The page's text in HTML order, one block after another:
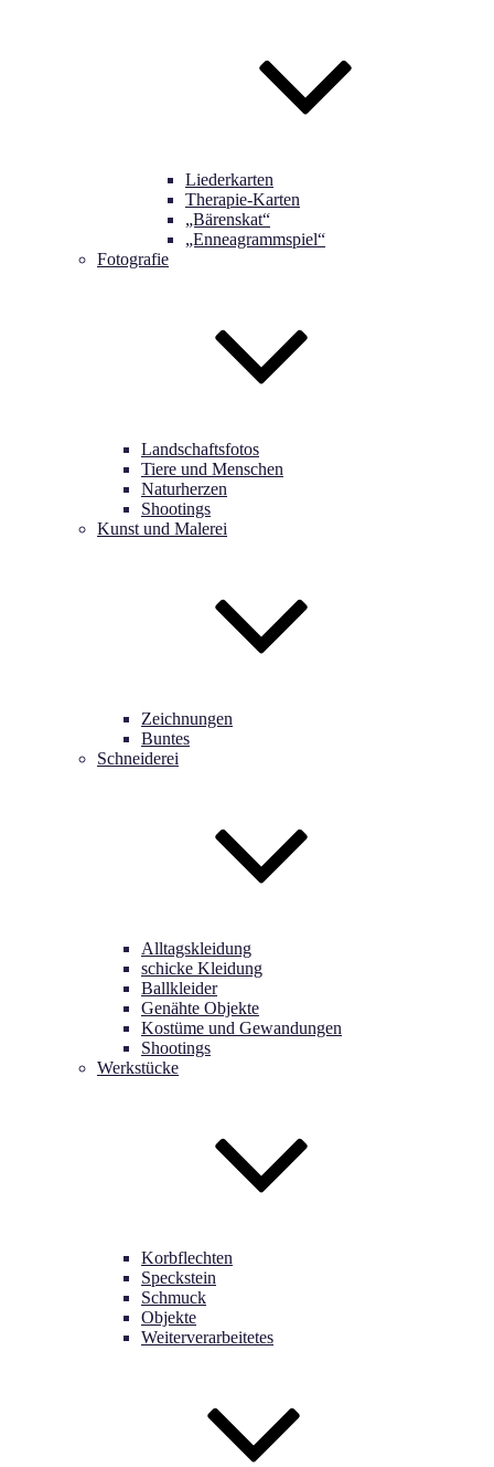
Liederkarten
Therapie-Karten
„Bärenskat“
„Enneagrammspiel“
Fotografie
Landschaftsfotos
Tiere und Menschen
Naturherzen
Shootings
Kunst und Malerei
Zeichnungen
Buntes
Schneiderei
Alltagskleidung
schicke Kleidung
Ballkleider
Genähte Objekte
Kostüme und Gewandungen
Shootings
Werkstücke
Korbflechten
Speckstein
Schmuck
Objekte
Weiterverarbeitetes